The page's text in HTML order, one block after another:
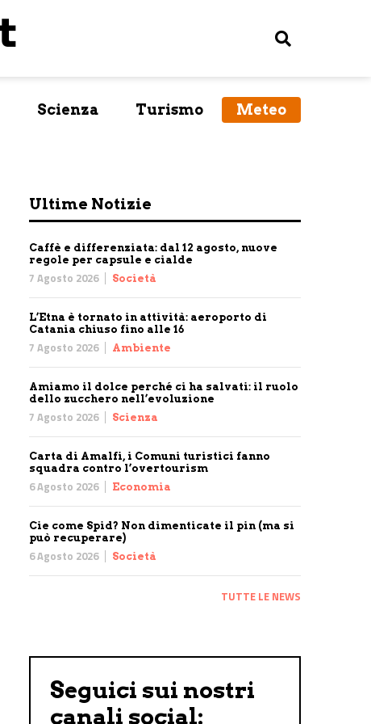
Scienza Turismo Meteo
Ultime Notizie
Caffè e differenziata: dal 12 agosto, nuove
regole per capsule e cialde
7 Agosto 2026 Società
L’Etna è tornato in attività: aeroporto di
Catania chiuso fino alle 16
7 Agosto 2026 Ambiente
Amiamo il dolce perché ci ha salvati: il ruolo
dello zucchero nell’evoluzione
7 Agosto 2026 Scienza
Carta di Amalfi, i Comuni turistici fanno
squadra contro l’overtourism
6 Agosto 2026 Economia
Cie come Spid? Non dimenticate il pin (ma si
può recuperare)
6 Agosto 2026 Società
TUTTE LE NEWS
Seguici sui nostri
canali social: